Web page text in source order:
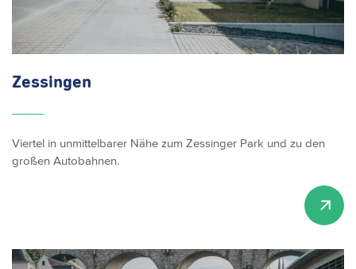
Zessingen
Viertel in unmittelbarer Nähe zum Zessinger Park und zu den
großen Autobahnen.